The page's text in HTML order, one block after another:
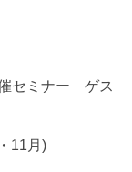
セミナー ゲス
11月)